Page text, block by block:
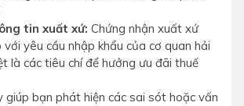
tin xuất xứ: Chứng nhận xuất xứ
với yêu cầu nhập khẩu của cơ quan hải
là các tiêu chí để hưởng ưu đãi thuế
giúp bạn phát hiện các sai sót hoặc vấn